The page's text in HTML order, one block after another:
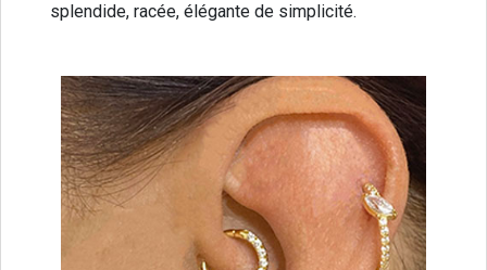
splendide, racée, élégante de simplicité.